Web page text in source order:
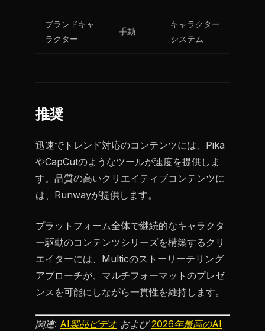
ブランドキャ
ラクター
手動
キャラクター
システム
推奨
迅速でトレンド対応のコンテンツには、Pika
やCapCutのようなツールが速度を提供しま
す。品質の高いクリエイティブコンテンツに
は、Runwayが提供します。
プラットフォーム全体で継続的なキャラクタ
ー駆動のコンテンツシリーズを構築するクリ
エイターには、Multicのストーリーテリング
アプローチが、マルチフォーマットのプレゼ
ンスを可能にしながら一貫性を維持します。
関連: AI製品ビデオ および2026年最高のAI